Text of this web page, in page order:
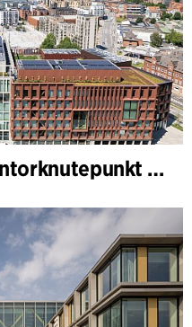
WoodHub, Statlig kontorknutepunkt i Odense